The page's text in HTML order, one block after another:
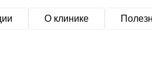
О клинике